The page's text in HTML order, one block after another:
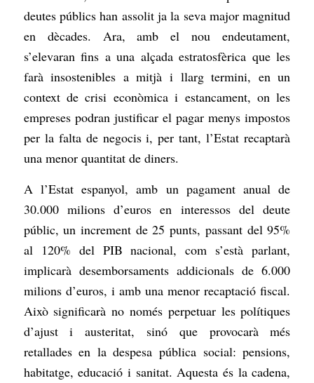
deutes públics han assolit ja la seva major magnitud
en dècades. Ara, amb el nou endeutament,
s’elevaran fins a una alçada estratosfèrica que les
farà insostenibles a mitjà i llarg termini, en un
context de crisi econòmica i estancament, on les
empreses podran justificar el pagar menys impostos
per la falta de negocis i, per tant, l’Estat recaptarà
una menor quantitat de diners.
A l’Estat espanyol, amb un pagament anual de
30.000 milions d’euros en interessos del deute
públic, un increment de 25 punts, passant del 95%
al 120% del PIB nacional, com s’està parlant,
implicarà desemborsaments addicionals de 6.000
milions d’euros, i amb una menor recaptació fiscal.
Això significarà no només perpetuar les polítiques
d’ajust i austeritat, sinó que provocarà més
retallades en la despesa pública social: pensions,
habitatge, educació i sanitat. Aquesta és la cadena,